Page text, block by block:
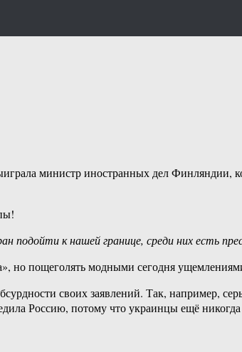
министр иностранных дел Финляндии,
к нашей границе, среди них есть
но пощеголять модными сегодня
своих заявлений. Так, например,
Россию, потому что украинцы ещё